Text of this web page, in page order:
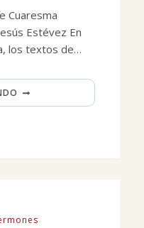
Cuaresma
Estévez En
los textos de…